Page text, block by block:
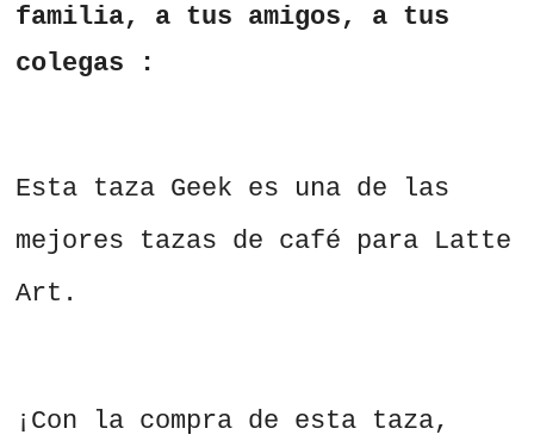
familia, a tus amigos, a tus
colegas :
Esta taza Geek es una de las
mejores tazas de café para Latte
Art.
¡Con la compra de esta taza,